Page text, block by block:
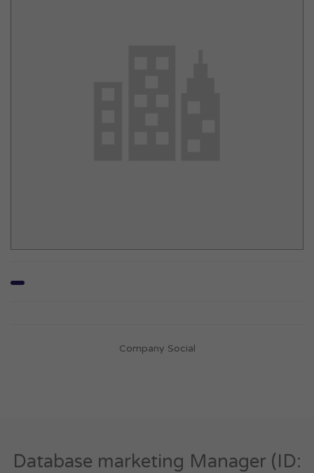
Company Social
Database marketing Manager (ID: